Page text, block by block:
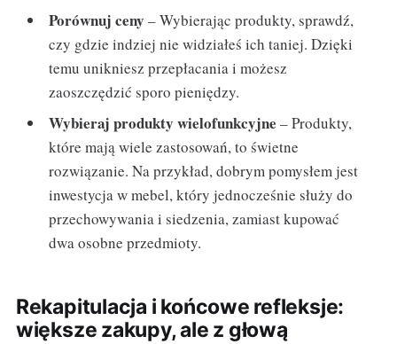
Porównuj ceny – Wybierając produkty, sprawdź,
czy gdzie indziej nie widziałeś ich taniej. Dzięki
temu unikniesz przepłacania i możesz
zaoszczędzić sporo pieniędzy.
Wybieraj produkty wielofunkcyjne – Produkty,
które mają wiele zastosowań, to świetne
rozwiązanie. Na przykład, dobrym pomysłem jest
inwestycja w mebel, który jednocześnie służy do
przechowywania i siedzenia, zamiast kupować
dwa osobne przedmioty.
Rekapitulacja i końcowe refleksje:
większe zakupy, ale z głową